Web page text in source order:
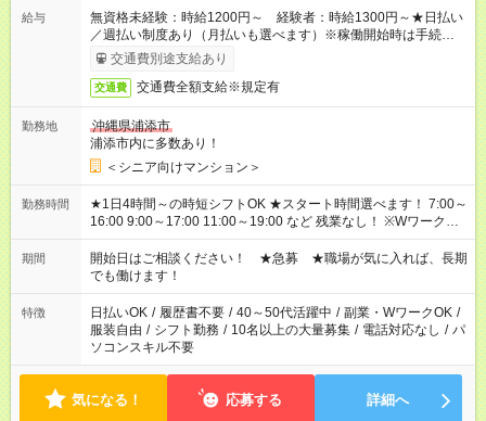
給与
無資格未経験：時給1200円～ 経験者：時給1300円～★日払い
／週払い制度あり（月払いも選べます）※稼働開始時は手続き完
了次第のお支払いとなります。
交通費別途支給あり
交通費 交通費全額支給※規定有
勤務地
沖縄県浦添市
浦添市内に多数あり！
＜シニア向けマンション＞
勤務時間
★1日4時間～の時短シフトOK ★スタート時間選べます！ 7:00～
16:00 9:00～17:00 11:00～19:00 など 残業なし！ ※Wワークの
場合、他のお仕事と合わせ週40時間超の就業はご案内できませ
ん ※法令に基づき、週20時間以上勤務は社会保険への加入対象
となります ※労働者派遣法（日雇い派遣の原則禁止）により、
短時間・短期間の就業はご案内が難しい場合があります
期間
開始日はご相談ください！ ★急募 ★職場が気に入れば、長期
でも働けます！
特徴 日払いOK / 履歴書不要 / 40～50代活躍中 / 副業・WワークOK /
服装自由 / シフト勤務 / 10名以上の大量募集 / 電話対応なし / パ
ソコンスキル不要
気になる！ 応募する 詳細へ